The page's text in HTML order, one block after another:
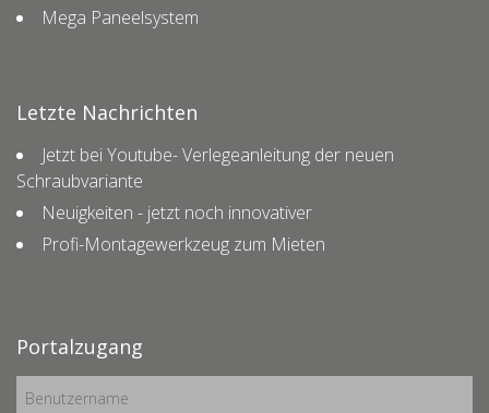
Mega Paneelsystem
Letzte Nachrichten
Jetzt bei Youtube- Verlegeanleitung der neuen
Schraubvariante
Neuigkeiten - jetzt noch innovativer
Profi-Montagewerkzeug zum Mieten
Portalzugang